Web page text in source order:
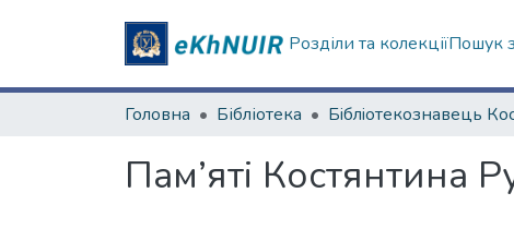
Розділи та колекціїПошук
Головна Бібліотека
Пам’яті Костянтина